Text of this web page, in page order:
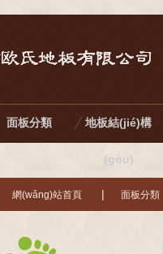
面板分類 地板結(jié)構
(gòu)
網(wǎng)站首頁 | 面板分類